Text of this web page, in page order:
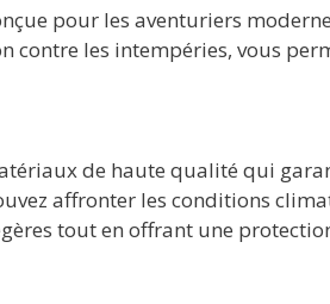
pour les aventuriers
les intempéries, vous
de haute qualité qui
affronter les conditions
tout en offrant une